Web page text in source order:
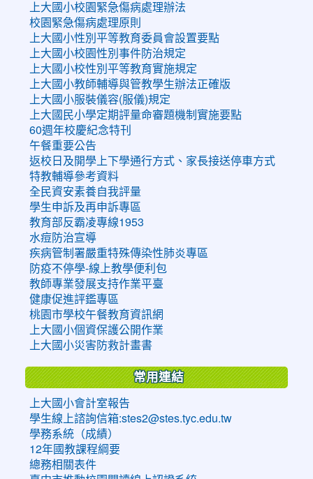
上大國小校園緊急傷病處理辦法
校園緊急傷病處理原則
上大國小性別平等教育委員會設置要點
上大國小校園性別事件防治規定
上大國小校性別平等教育實施規定
上大國小教師輔導與管教學生辦法正確版
上大國小服裝儀容(服儀)規定
上大國民小學定期評量命審題機制實施要點
60週年校慶紀念特刊
午餐重要公告
返校日及開學上下學通行方式、家長接送停車方式
特教輔導參考資料
全民資安素養自我評量
學生申訴及再申訴專區
教育部反霸凌專線1953
水痘防治宣導
疾病管制署嚴重特殊傳染性肺炎專區
防疫不停學-線上教學便利包
教師專業發展支持作業平臺
健康促進評鑑專區
桃園市學校午餐教育資訊網
上大國小個資保護公開作業
上大國小災害防救計畫書
常用連結
上大國小會計室報告
學生線上諮詢信箱:stes2@stes.tyc.edu.tw
學務系統（成績）
12年國教課程綱要
總務相關表件